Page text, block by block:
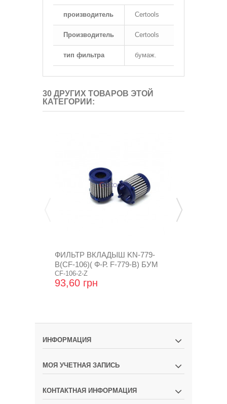
производитель Certools
Производитель Certools
тип фильтра бумаж.
30 ДРУГИХ ТОВАРОВ ЭТОЙ
КАТЕГОРИИ:
ФИЛЬТР ВКЛАДЫШ KN-779-
B(CF-106)( Ф-Р. F-779-В) БУМ
CF-106-2-Z
93,60 грн
ИНФОРМАЦИЯ
МОЯ УЧЕТНАЯ ЗАПИСЬ
КОНТАКТНАЯ ИНФОРМАЦИЯ